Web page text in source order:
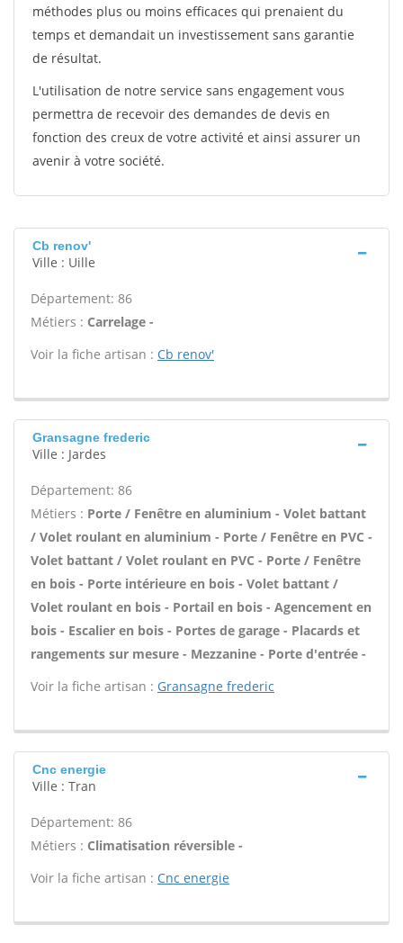
méthodes plus ou moins efficaces qui prenaient du
temps et demandait un investissement sans garantie
de résultat.
L'utilisation de notre service sans engagement vous
permettra de recevoir des demandes de devis en
fonction des creux de votre activité et ainsi assurer un
avenir à votre société.
Cb renov'
Ville : Uille
Département: 86
Métiers : Carrelage -
Voir la fiche artisan : Cb renov'
Gransagne frederic
Ville : Jardes
Département: 86
Métiers : Porte / Fenêtre en aluminium - Volet battant
/ Volet roulant en aluminium - Porte / Fenêtre en PVC -
Volet battant / Volet roulant en PVC - Porte / Fenêtre
en bois - Porte intérieure en bois - Volet battant /
Volet roulant en bois - Portail en bois - Agencement en
bois - Escalier en bois - Portes de garage - Placards et
rangements sur mesure - Mezzanine - Porte d'entrée -
Voir la fiche artisan : Gransagne frederic
Cnc energie
Ville : Tran
Département: 86
Métiers : Climatisation réversible -
Voir la fiche artisan : Cnc energie